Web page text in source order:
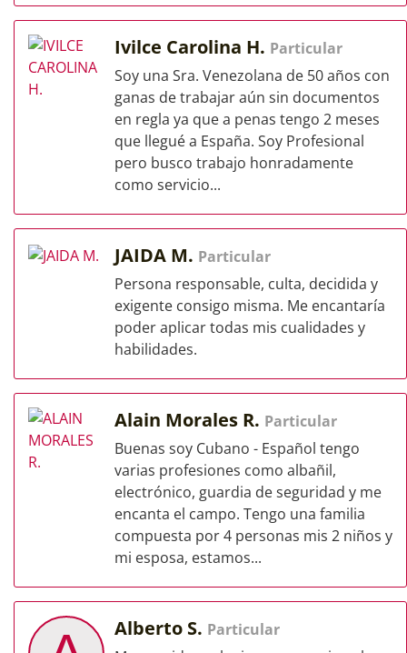
Ivilce Carolina H. Particular
Soy una Sra. Venezolana de 50 años con
ganas de trabajar aún sin documentos
en regla ya que a penas tengo 2 meses
que llegué a España. Soy Profesional
pero busco trabajo honradamente
como servicio...
JAIDA M. Particular
Persona responsable, culta, decidida y
exigente consigo misma. Me encantaría
poder aplicar todas mis cualidades y
habilidades.
Alain Morales R. Particular
Buenas soy Cubano - Español tengo
varias profesiones como albañil,
electrónico, guardia de seguridad y me
encanta el campo. Tengo una familia
compuesta por 4 personas mis 2 niños y
mi esposa, estamos...
Alberto S. Particular